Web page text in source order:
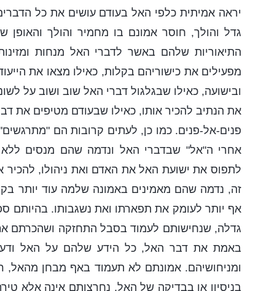
יראה אמיתית כלפי האל בעודם עושים את כל
גדל והולך, חוסר אמונם בו מחמיר והולך והאופן
התיאוריות שלהם באשר לדברי האל מנחות
מפעילים את כישוריהם בקלות, כאילו מצאו את
ובישועה, כאילו שבגלגול דברי האל שוב ושוב על
את הנתיב להכיר אותו, כאילו שבעודם מטיפים את
פנים-אל-פנים. כמו כן, לעתים קרובות הם
אחרי ה"אל" שבדברי האל ונדמה שהם מנסים ללא
לתפוס את ישועת האל את האדם ואת ניהולו, להכיר
זה, נדמה שהם מאמינים באמונה שלמה עוד יותר
אף יותר לעומק את תפארתו ואת נשגבותו. בהיותם
גדלה, שנחישותם לעמוד בסבל התחזקה ושהכרתם
באמת את דבר האל, כל הידע שלהם על האל
ומניחושיהם. אמונתם לא תעמוד באף מבחן מהאל,
בניסיון או בבדיקה של האל, נחרצותם אינה אלא